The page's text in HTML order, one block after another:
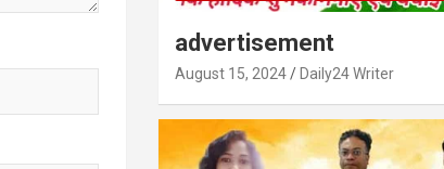
advertisement
August 15, 2024 Daily24 Writer